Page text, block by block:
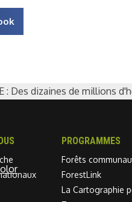
: Des dizaines de millions
PROGRAMMES
Forêts
ForestLink
La Cartographie